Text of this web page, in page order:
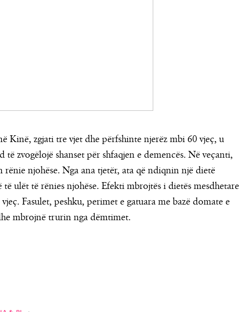
Kinë, zgjati tre vjet dhe përfshinte njerëz mbi 60 vjeç, u
të zvogëlojë shanset për shfaqjen e demencës. Në veçanti,
rënie njohëse. Nga ana tjetër, ata që ndiqnin një dietë
ulët të rënies njohëse. Efekti mbrojtës i dietës mesdhetare
Fasulet, peshku, perimet e gatuara me bazë domate e
mbrojnë trurin nga dëmtimet.